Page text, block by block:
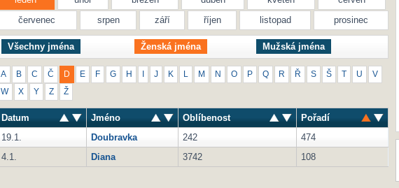
červenec
srpen září říjen listopad prosinec
Všechny jména Ženská jména Mužská jména
A B C Č D E F G H J K M N O P Q R Ř S Š T U V
W X Y Z Ž
Datum Jméno Oblíbenost
Pořadí
19.1.
Doubravka 242
474
4.1.
Diana 3742 108